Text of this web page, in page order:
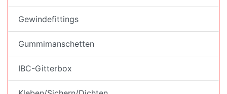
Gewindefittings
Gummimanschetten
IBC-Gitterbox